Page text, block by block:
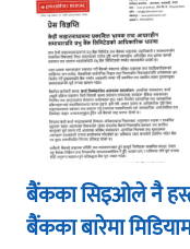
बैंकका सिइओले नै
बैंकका बारेमा